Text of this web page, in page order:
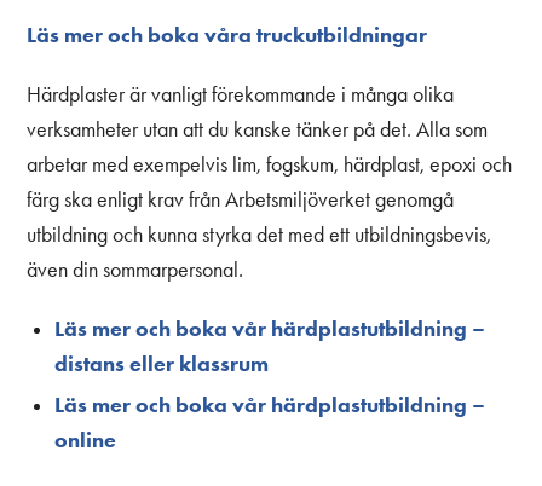
Läs mer och boka våra truckutbildningar
Härdplaster är vanligt förekommande i många olika
verksamheter utan att du kanske tänker på det. Alla som
arbetar med exempelvis lim, fogskum, härdplast, epoxi och
färg ska enligt krav från Arbetsmiljöverket genomgå
utbildning och kunna styrka det med ett utbildningsbevis,
även din sommarpersonal.
Läs mer och boka vår härdplastutbildning –
distans eller klassrum
Läs mer och boka vår härdplastutbildning –
online